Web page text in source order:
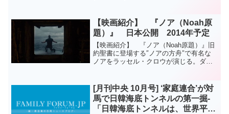
【映画紹介】 『ノア（Noah原
題）』 日本公開 2014年予定
【映画紹介】 『ノア（Noah原題）』旧
約聖書に登場する″ノアの方舟″で有名な
ノアをラッセル・クロウが演じる。ダー
（ドラマ / ファンタジー） ...
[月刊中央 10月号] ‘家庭連合’が対
馬で日韓海底トンネルの第一掘-
「日韓海底トンネルは、世界平和